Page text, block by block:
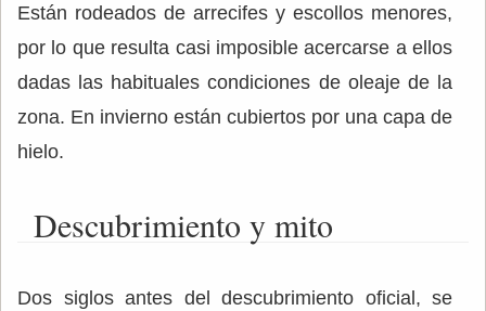
Están rodeados de arrecifes y escollos menores,
por lo que resulta casi imposible acercarse a ellos
dadas las habituales condiciones de oleaje de la
zona. En invierno están cubiertos por una capa de
hielo.
Descubrimiento y mito
Dos siglos antes del descubrimiento oficial, se